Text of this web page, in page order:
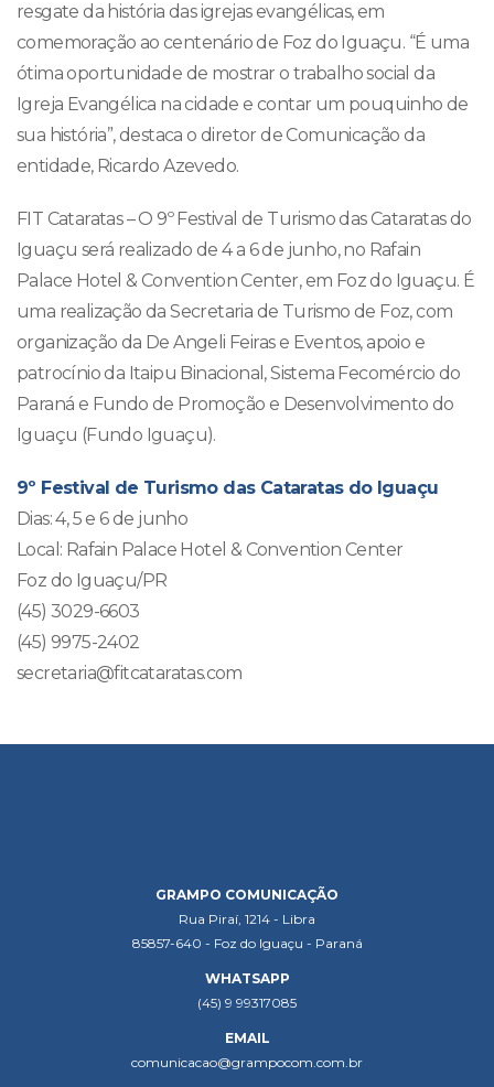
resgate da história das igrejas evangélicas, em
comemoração ao centenário de Foz do Iguaçu. “É uma
ótima oportunidade de mostrar o trabalho social da
Igreja Evangélica na cidade e contar um pouquinho de
sua história”, destaca o diretor de Comunicação da
entidade, Ricardo Azevedo.
FIT Cataratas – O 9º Festival de Turismo das Cataratas do
Iguaçu será realizado de 4 a 6 de junho, no Rafain
Palace Hotel & Convention Center, em Foz do Iguaçu. É
uma realização da Secretaria de Turismo de Foz, com
organização da De Angeli Feiras e Eventos, apoio e
patrocínio da Itaipu Binacional, Sistema Fecomércio do
Paraná e Fundo de Promoção e Desenvolvimento do
Iguaçu (Fundo Iguaçu).
9º Festival de Turismo das Cataratas do Iguaçu
Dias: 4, 5 e 6 de junho
Local: Rafain Palace Hotel & Convention Center
Foz do Iguaçu/PR
(45) 3029-6603
(45) 9975-2402
secretaria@fitcataratas.com
GRAMPO COMUNICAÇÃO
Rua Piraí, 1214 - Libra
85857-640 - Foz do Iguaçu - Paraná
WHATSAPP
(45) 9 99317085
EMAIL
comunicacao@grampocom.com.br